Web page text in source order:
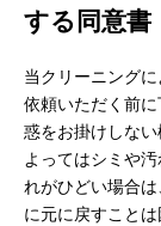
する同意書
当クリーニング
依頼いただく前
惑をお掛けしな
よってはシミや
れがひどい場合
に元に戻すこと